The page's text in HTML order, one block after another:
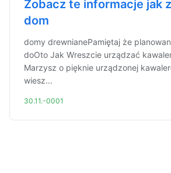
Zobacz te informacje jak
dom
domy drewnianePamiętaj że
doOto Jak Wreszcie urządzać
Marzysz o pięknie urządzonej
wiesz...
30.11.-0001